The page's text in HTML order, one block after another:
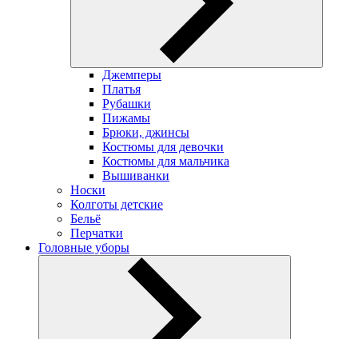
Джемперы
Платья
Рубашки
Пижамы
Брюки, джинсы
Костюмы для девочки
Костюмы для мальчика
Вышиванки
Носки
Колготы детские
Бельё
Перчатки
Головные уборы